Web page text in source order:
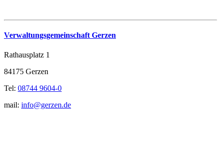
Verwaltungsgemeinschaft Gerzen
Rathausplatz 1
84175 Gerzen
Tel: 08744 9604-0
mail: info@gerzen.de